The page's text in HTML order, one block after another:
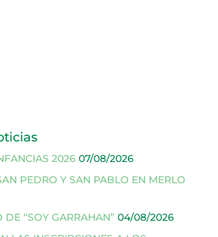
2026 07/08/2026
PEDRO Y SAN PABLO EN MERLO
DE “SOY GARRAHAN” 04/08/2026